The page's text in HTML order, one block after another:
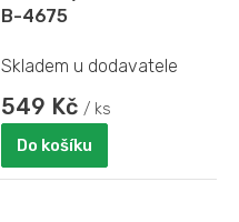
B-4675
Skladem u dodavatele
549 Kč / ks
Do košíku